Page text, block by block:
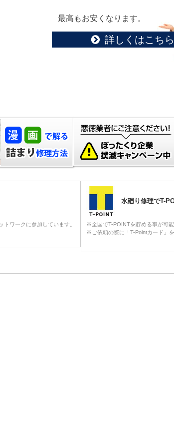
最高もお安くなります。
詳しくはこちら
ワークに参加しています。
水廻り修理でT-
※全国でT-POINTを貯める事が可能
※ご依頼の際に「T-Pointカード」